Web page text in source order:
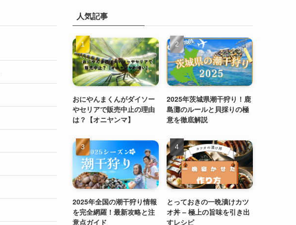
人気記事
おにやんまくんがダイソー
やセリアで販売中止の理由
は？【オニヤンマ】
2025年茨城県潮干狩り！鹿
島灘のルールと貝採りの極
意を徹底解説
2025年全国の潮干狩り情報
を完全網羅！最新攻略と注
意点ガイド
とっておきの一晩漬けカツ
オ丼 – 極上の旨味を引き出
すレシピ